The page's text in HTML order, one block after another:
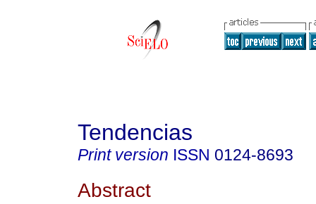
Tendencias
Print version ISSN 0124-8693
Abstract